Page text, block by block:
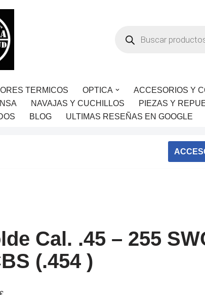
TERMICOS OPTICA
ACCESORIOS Y
NAVAJAS Y CUCHILLOS
PIEZAS Y
BLOG ULTIMAS RESEÑAS EN GOOGLE
Cal. .45 – 255
(.454 )